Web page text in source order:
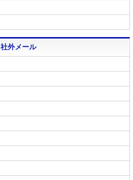
社外メール